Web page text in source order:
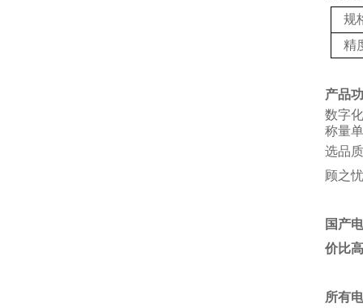
规
精
产品
数字
称量
选品
顾之
国产
价比
所有